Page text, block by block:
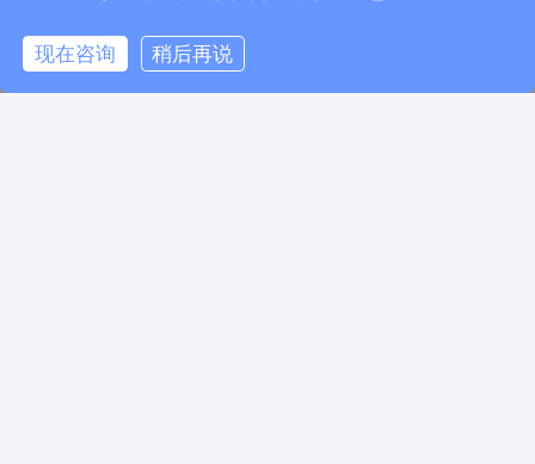
合作客户的成功率;
移民百科
电话咨询 在线咨询
现在咨询 稍后再说